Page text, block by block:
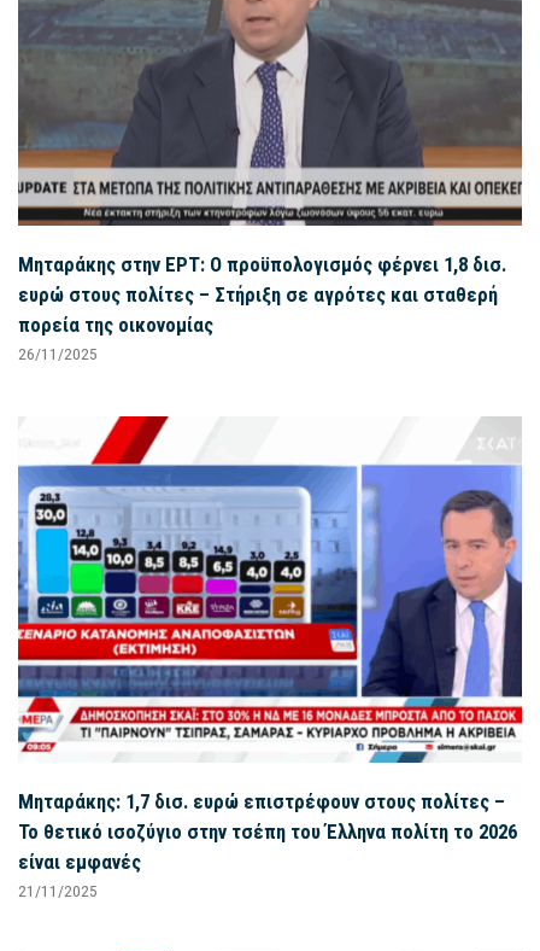
Μηταράκης στην ΕΡΤ: Ο προϋπολογισμός φέρνει 1,8 δισ.
ευρώ στους πολίτες – Στήριξη σε αγρότες και σταθερή
πορεία της οικονομίας
26/11/2025
Μηταράκης: 1,7 δισ. ευρώ επιστρέφουν στους πολίτες –
Το θετικό ισοζύγιο στην τσέπη του Έλληνα πολίτη το 2026
είναι εμφανές
21/11/2025